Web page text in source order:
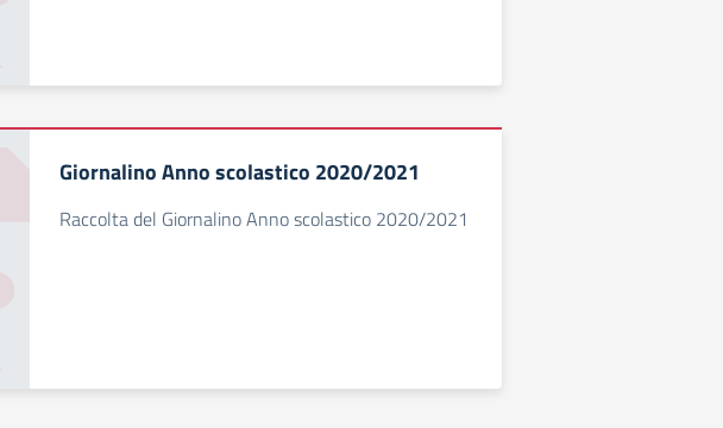
Giornalino Anno scolastico 2020/2021
Raccolta del Giornalino Anno scolastico 2020/2021